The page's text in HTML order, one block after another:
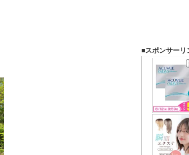
■スポンサーリ